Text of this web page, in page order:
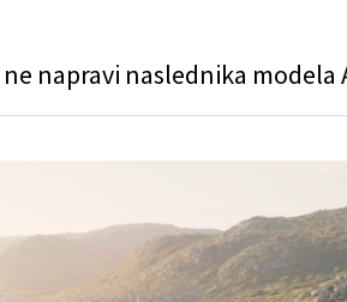
napravi naslednika modela